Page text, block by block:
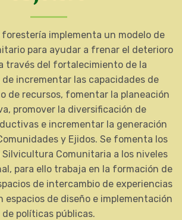
forestería implementa un modelo de
para ayudar a frenar el deterioro
través del fortalecimiento de la
incrementar las capacidades de
de recursos, fomentar la planeación
promover la diversificación de
e incrementar la generación
y Ejidos. Se fomenta los
Silvicultura Comunitaria a los niveles
para ello trabaja en la formación de
de intercambio de experiencias
espacios de diseño e implementación
de políticas públicas.